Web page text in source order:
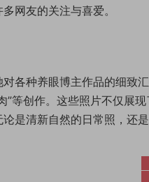
网友的关注与喜爱。
各种养眼博主作品的细致
”等创作。这些照片不仅展
是清新自然的日常照，还